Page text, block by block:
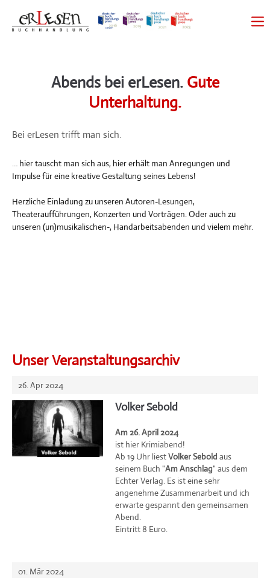
Abends bei erLesen. Gute
Unterhaltung.
Bei erLesen trifft man sich.
… hier tauscht man sich aus, hier erhält man Anregungen und
Impulse für eine kreative Gestaltung seines Lebens!
Herzliche Einladung zu unseren Autoren-Lesungen,
Theateraufführungen, Konzerten und Vorträgen. Oder auch zu
unseren (un)musikalischen-, Handarbeitsabenden und vielem mehr.
Unser Veranstaltungsarchiv
26. Apr 2024
Volker Sebold
Am 26. April 2024
ist hier Krimiabend!
Ab 19 Uhr liestVolker Sebold aus
seinem Buch "Am Anschlag" aus dem
Echter Verlag. Es ist eine sehr
angenehme Zusammenarbeit und ich
erwarte gespannt den gemeinsamen
Abend.
Eintritt 8 Euro.
01. Mär 2024